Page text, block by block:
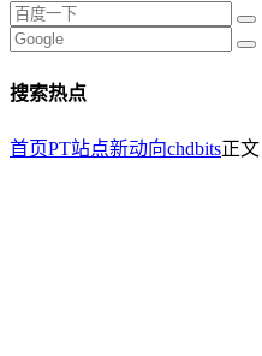
搜索热点
首页PT站点新动向chdbits正文